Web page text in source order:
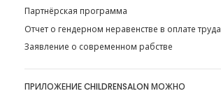
Партнёрская программа
Отчет о гендерном неравенстве в оплате труда
Заявление о современном рабстве
ПРИЛОЖЕНИЕ CHILDRENSALON МОЖНО